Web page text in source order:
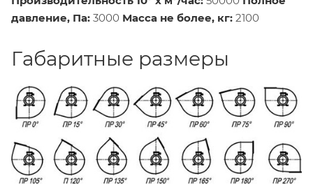
давление, Па: 3000 Масса не более, кг: 2100
Габаритные размеры